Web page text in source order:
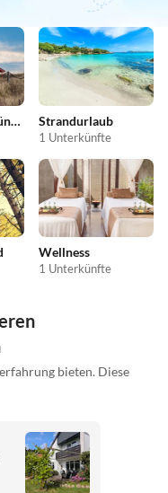
Gruppenunterkünfte Strandurlaub
1 Unterkünfte
Wellness
1 Unterkünfte
bieten. Diese